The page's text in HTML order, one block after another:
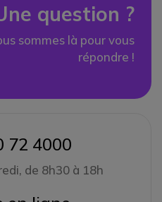
question ?
sommes là pour vous
répondre !
72 4000
de 8h30 à 18h